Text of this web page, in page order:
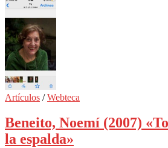
Artículos /Webteca
Beneito, Noemí (2007)
la espalda»